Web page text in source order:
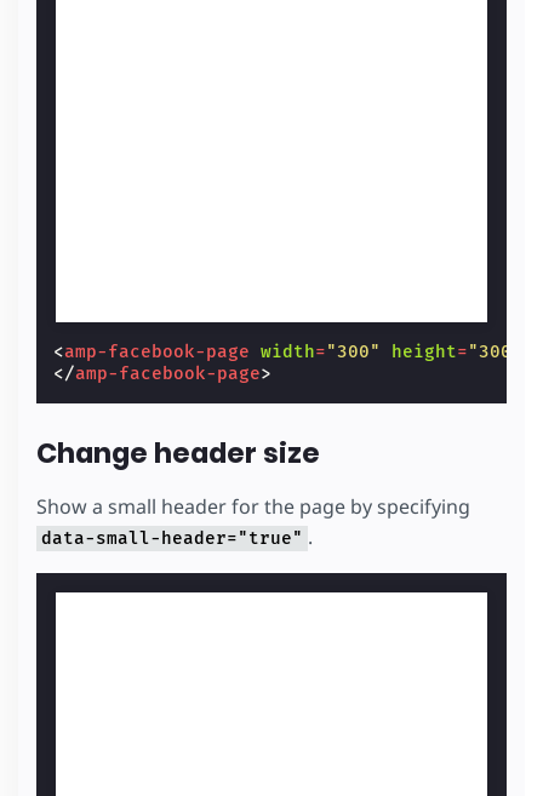
<amp-facebook-page width="300" height="300"
</amp-facebook-page>
Change header size
Show a small header for the page by specifying
data-small-header="true" .